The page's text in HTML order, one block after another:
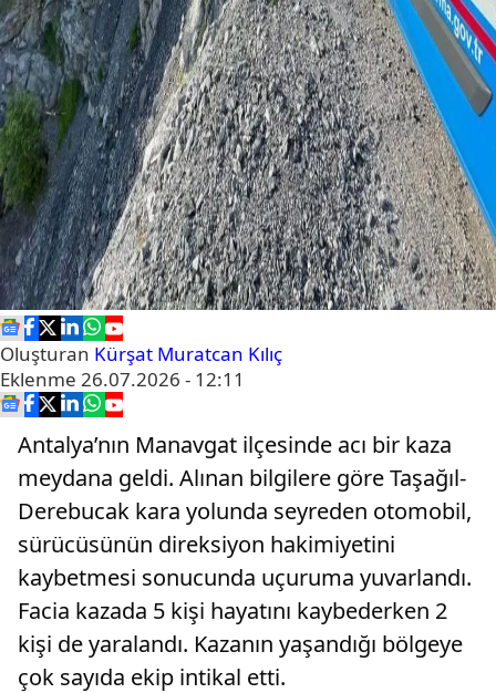
Oluşturan Kürşat Muratcan Kılıç
Eklenme 26.07.2026 - 12:11
Antalya’nın Manavgat ilçesinde acı bir kaza
meydana geldi. Alınan bilgilere göre Taşağıl-
Derebucak kara yolunda seyreden otomobil,
sürücüsünün direksiyon hakimiyetini
kaybetmesi sonucunda uçuruma yuvarlandı.
Facia kazada 5 kişi hayatını kaybederken 2
kişi de yaralandı. Kazanın yaşandığı bölgeye
çok sayıda ekip intikal etti.